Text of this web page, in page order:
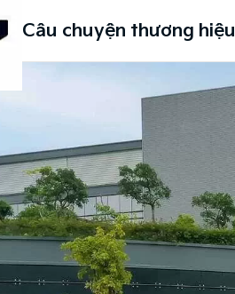
Câu chuyện thương hiệu